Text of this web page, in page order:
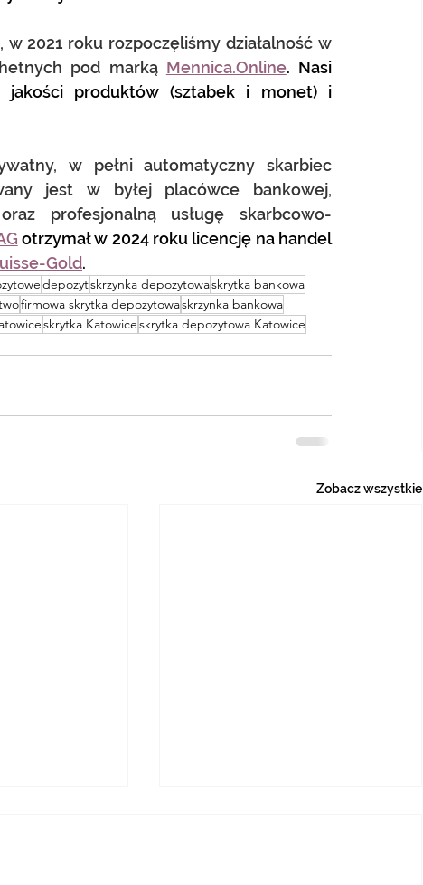
2021 roku rozpoczęliśmy działalność w
pod marką Mennica.Online. Nasi
jakości produktów (sztabek i monet) i
w pełni automatyczny skarbiec
jest w byłej placówce bankowej,
profesjonalną usługę skarbcowo-
otrzymał w 2024 roku licencję na handel
Gold.
depozytskrzynka depozytowaskrytka bankowa
firmowa skrytka depozytowaskrzynka bankowa
skrytka Katowiceskrytka depozytowa Katowice
Zobacz wszystkie